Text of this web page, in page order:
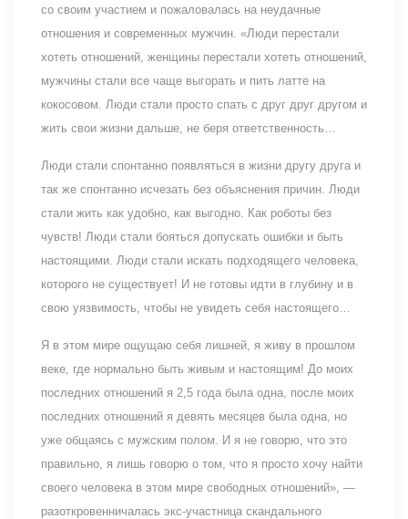
со своим участием и пожаловалась на неудачные
отношения и современных мужчин. «Люди перестали
хотеть отношений, женщины перестали хотеть отношений,
мужчины стали все чаще выгорать и пить латте на
кокосовом. Люди стали просто спать с друг друг другом и
жить свои жизни дальше, не беря ответственность…
Люди стали спонтанно появляться в жизни другу друга и
так же спонтанно исчезать без объяснения причин. Люди
стали жить как удобно, как выгодно. Как роботы без
чувств! Люди стали бояться допускать ошибки и быть
настоящими. Люди стали искать подходящего человека,
которого не существует! И не готовы идти в глубину и в
свою уязвимость, чтобы не увидеть себя настоящего…
Я в этом мире ощущаю себя лишней, я живу в прошлом
веке, где нормально быть живым и настоящим! До моих
последних отношений я 2,5 года была одна, после моих
последних отношений я девять месяцев была одна, но
уже общаясь с мужским полом. И я не говорю, что это
правильно, я лишь говорю о том, что я просто хочу найти
своего человека в этом мире свободных отношений», —
разоткровенничалась экс-участница скандального